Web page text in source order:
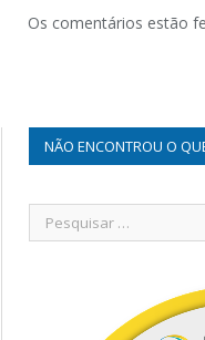
Os comentários estão
NÃO ENCONTROU O